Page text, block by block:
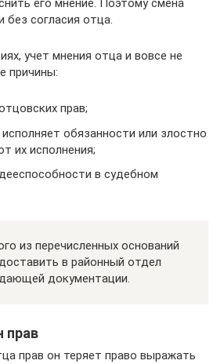
согласия отца.
учет мнения отца и вовсе не
причины:
прав;
обязанности или злостно
их исполнения;
в судебном
из перечисленных оснований
в районный отдел
документации.
прав
прав он теряет право выражать